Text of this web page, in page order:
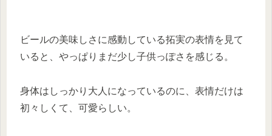
ビールの美味しさに感動している拓実の表情を見て
いると、やっぱりまだ少し子供っぽさを感じる。
身体はしっかり大人になっているのに、表情だけは
初々しくて、可愛らしい。